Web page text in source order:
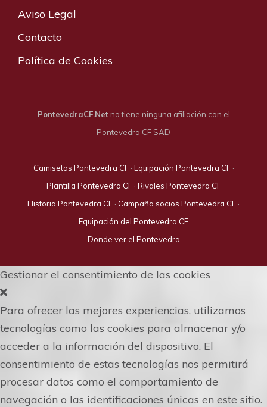
Aviso Legal
Contacto
Política de Cookies
PontevedraCF.Netno tiene ninguna afiliación con el
Pontevedra CF SAD
Camisetas Pontevedra CF· Equipación Pontevedra CF·
Plantilla Pontevedra CF· Rivales Pontevedra CF
Historia Pontevedra CF · Campaña socios Pontevedra CF ·
Equipación del Pontevedra CF
Donde ver el Pontevedra
Gestionar el consentimiento de las cookies
Para ofrecer las mejores experiencias, utilizamos
tecnologías como las cookies para almacenar y/o
acceder a la información del dispositivo. El
consentimiento de estas tecnologías nos permitirá
procesar datos como el comportamiento de
navegación o las identificaciones únicas en este sitio.